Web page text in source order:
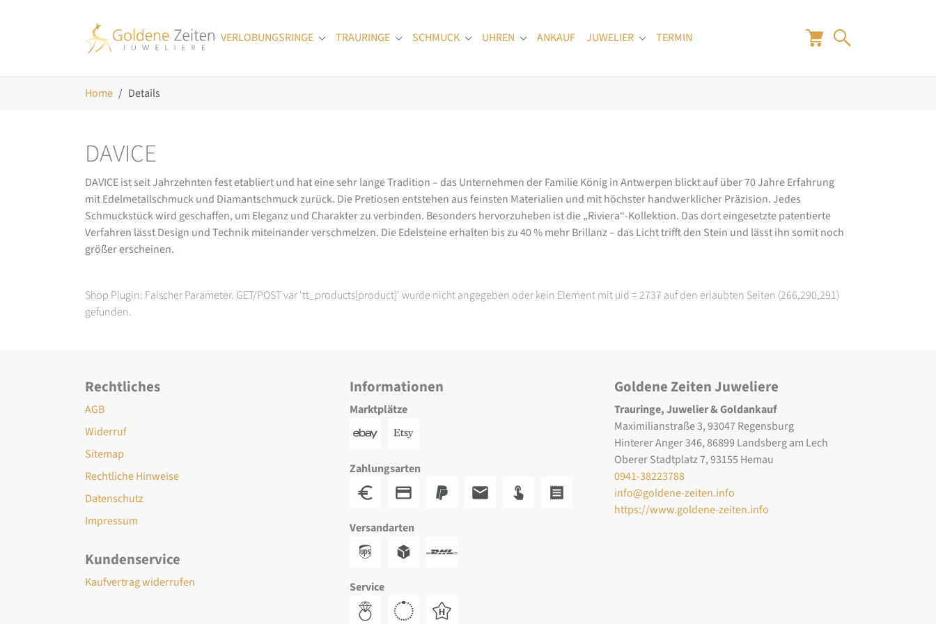
VERLOBUNGSRINGE
Submenu for "Verlobungsringe"
TRAURINGE Submenu for "Trauringe"
SCHMUCK Submenu for "Schmuck"
UHREN Submenu for "Uhren"
ANKAUF JUWELIER Submenu for "Juwelier"
TERMIN
Home Details
DAVICE
DAVICE ist seit Jahrzehnten fest etabliert und hat eine sehr lange Tradition – das Unternehmen der Familie König in Antwerpen blickt auf über 70 Jahre Erfahrung
mit Edelmetallschmuck und Diamantschmuck zurück. Die Pretiosen entstehen aus feinsten Materialien und mit höchster handwerklicher Präzision. Jedes
Schmuckstück wird geschaffen, um Eleganz und Charakter zu verbinden. Besonders hervorzuheben ist die „Riviera“-Kollektion. Das dort eingesetzte patentierte
Verfahren lässt Design und Technik miteinander verschmelzen. Die Edelsteine erhalten bis zu 40 % mehr Brillanz – das Licht trifft den Stein und lässt ihn somit noch
größer erscheinen.
Shop Plugin: Falscher Parameter. GET/POST var 'tt_products[product]' wurde nicht angegeben oder kein Element mit uid = 2737 auf den erlaubten Seiten (266,290,291)
gefunden.
Rechtliches
AGB
Widerruf
Sitemap
Rechtliche Hinweise
Datenschutz
Impressum
Kundenservice
Kaufvertrag widerrufen
Informationen
Marktplätze
Zahlungsarten
Versandarten
Service
Goldene Zeiten Juweliere
Trauringe, Juwelier & Goldankauf
Maximilianstraße 3, 93047 Regensburg
Hinterer Anger 346, 86899 Landsberg am Lech
Oberer Stadtplatz 7, 93155 Hemau
0941-38223788
info@goldene-zeiten.info
https://www.goldene-zeiten.info